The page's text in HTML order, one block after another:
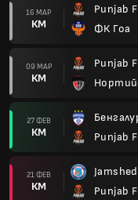
16 МАР
КМ
Punjab
ФК Гоа
09 МАР
КМ
Punjab
27 ФЕВ
КМ
Punjab
21 ФЕВ
КМ
Punjab